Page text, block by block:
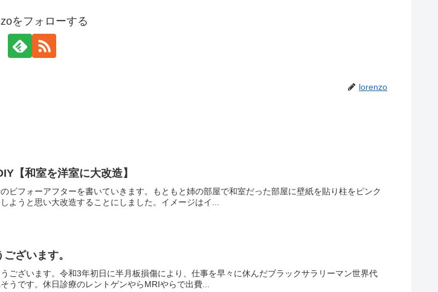
をフォローする
lorenzo
【和室を洋室に大改造】
ビフォーアフターを書いていきます。もともと姉の部屋で和室だった部屋に壁紙を貼り柱をピンク
ようと思い大改造することにしました。イメージはイ...
ざいます。
ございます。令和3年初日に半月板損傷により、仕事を早々に休んだブラックサラリーマン世界代
うです。休日診療のレントゲンやらMRIやらで出費...